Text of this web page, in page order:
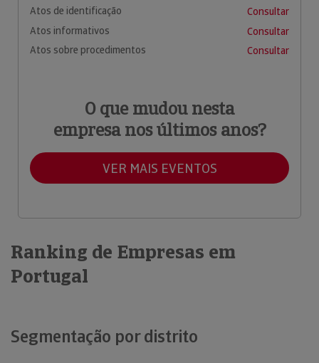
Atos de identificação
Consultar
Atos informativos
Consultar
Atos sobre procedimentos
Consultar
O que mudou nesta
empresa nos últimos anos?
VER MAIS EVENTOS
Ranking de Empresas em
Portugal
Segmentação por distrito